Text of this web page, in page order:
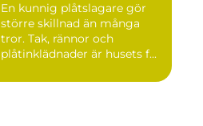
En kunnig plåtslagare gör
större skillnad än många
tror. Tak, rännor och
plåtinklädnader är husets f...